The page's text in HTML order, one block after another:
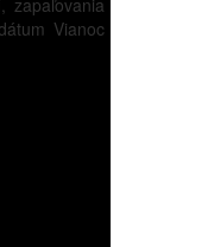
zapaľovania
Vianoc